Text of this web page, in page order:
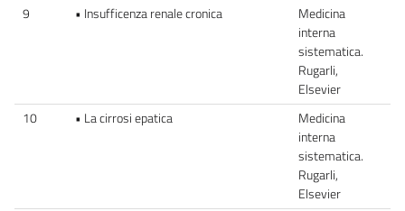
9 • Insufficenza renale cronica
Medicina
interna
sistematica.
Rugarli,
Elsevier
10
• La cirrosi epatica
Medicina
interna
sistematica.
Rugarli,
Elsevier